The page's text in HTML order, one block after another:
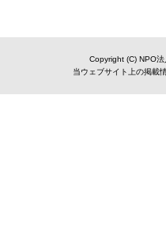
Copyright (C) NPO
当ウェブサイト上の掲載